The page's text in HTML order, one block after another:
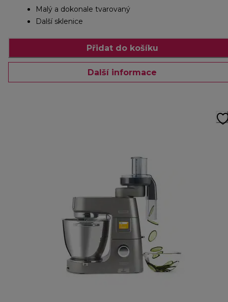
Malý a dokonale tvarovaný
Další sklenice
Přidat do košíku
Další informace